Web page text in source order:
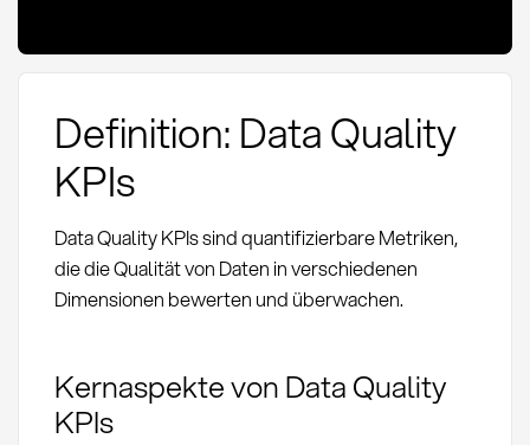
Definition: Data Quality
KPIs
Data Quality KPIs sind quantifizierbare Metriken,
die die Qualität von Daten in verschiedenen
Dimensionen bewerten und überwachen.
Kernaspekte von Data Quality
KPIs